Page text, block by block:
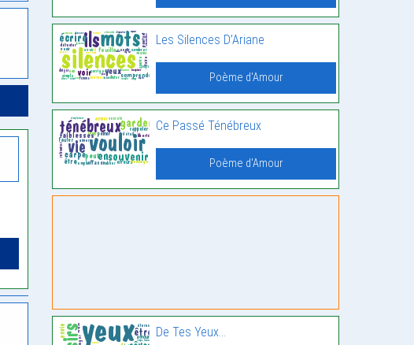
Les Silences D’Ariane
Poème d'Amour
Ce Passé Ténébreux
Poème d'Amour
De Tes Yeux…